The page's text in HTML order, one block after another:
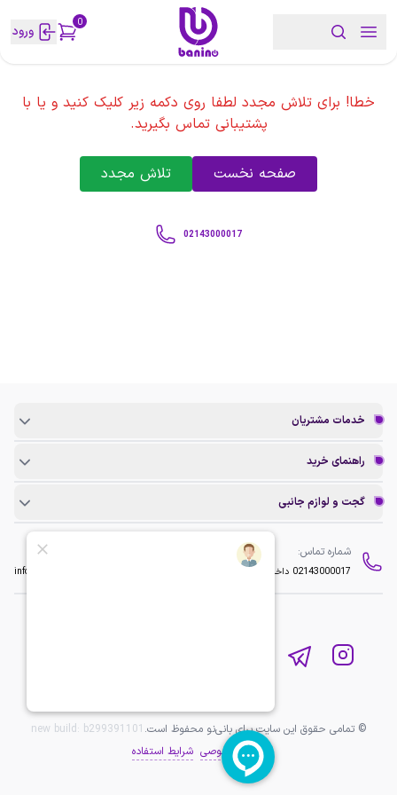
0 ورود
خطا! برای تلاش مجدد لطفا روی دکمه زیر کلیک کنید و یا با
پشتیبانی تماس بگیرید.
صفحه نخست تلاش مجدد
02143000017
خدمات مشتریان
راهنمای خرید
گجت و لوازم جانبی
شماره تماس:
02143000017 داخلی 2 info@baninopc.com
© تمامی حقوق این سایت برای بانی‌نو محفوظ است. new build: b299391101
حریم خصوصی شرایط استفاده